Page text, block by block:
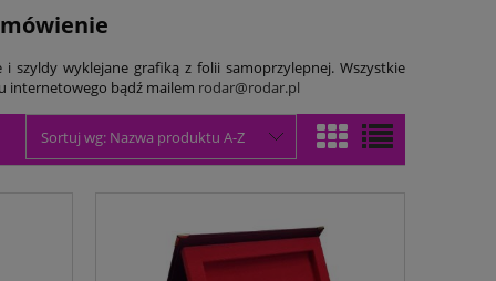
szyldy wyklejane grafiką z folii samoprzylepnej. Wszystkie
internetowego bądź mailem rodar@rodar.pl
Sortuj wg: Nazwa produktu A-Z